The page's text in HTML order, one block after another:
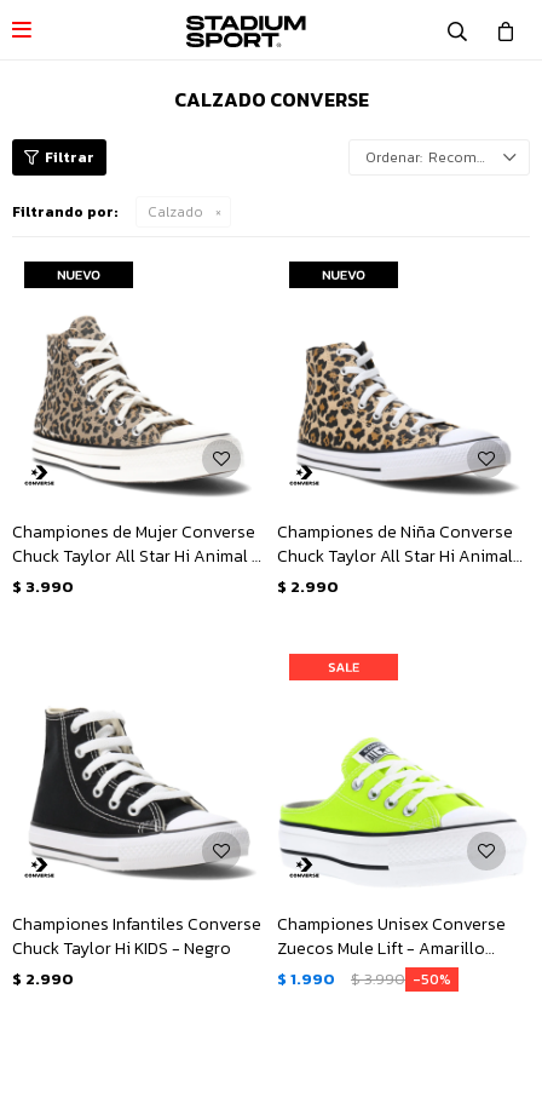

CALZADO CONVERSE
Recomendados
Filtrando por: Calzado
Championes de Mujer Converse
Chuck Taylor All Star Hi Animal -
Animal Print
$ 3.990
Championes de Niña Converse
Chuck Taylor All Star Hi Animal
Junior - Animal Print
$ 2.990
Championes Infantiles Converse
Chuck Taylor Hi KIDS - Negro
$ 2.990
Championes Unisex Converse
Zuecos Mule Lift - Amarillo
Limón
$ 1.990 $3.990 50